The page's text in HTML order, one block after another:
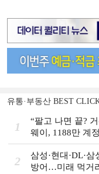
유통·부동산 BEST
1
“팔고 나면 끝?
웨이, 1188만 계
2
삼성·현대·DL·
방어…미래 먹거